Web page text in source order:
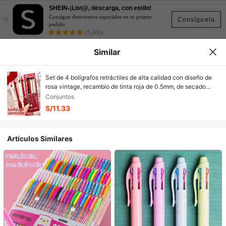
Consíguela
×
SHEIN-¡List@, descarga, con estilo!
Consigue descuentos especiales en tu primer
pedido
(5,000)
Similar
Set de 4 bolígrafos retráctiles de alta calidad con diseño de
rosa vintage, recambio de tinta roja de 0.5mm, de secado
rápido para oficina, estudio, diario y corrección de flores
Conjuntos
S/11.33
Artículos Similares